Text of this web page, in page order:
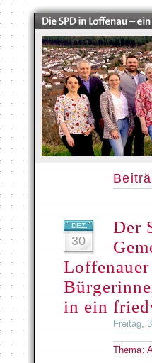
DEZ.
30
Der
in ein
Freitag,
Thema: